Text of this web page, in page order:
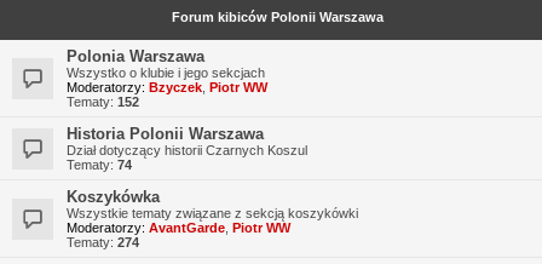
Forum kibiców Polonii Warszawa
Polonia Warszawa
Wszystko o klubie i jego sekcjach
Moderatorzy: Bzyczek Piotr WW
Tematy: 152
Historia Polonii Warszawa
Dział dotyczący historii Czarnych Koszul
Tematy: 74
Koszykówka
Wszystkie tematy związane z sekcją koszykówki
Moderatorzy: AvantGarde Piotr WW
Tematy: 274